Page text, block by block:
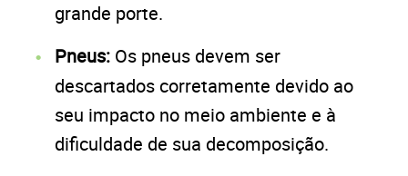
grande porte.
Pneus: Os pneus devem ser
descartados corretamente devido ao
seu impacto no meio ambiente e à
dificuldade de sua decomposição.